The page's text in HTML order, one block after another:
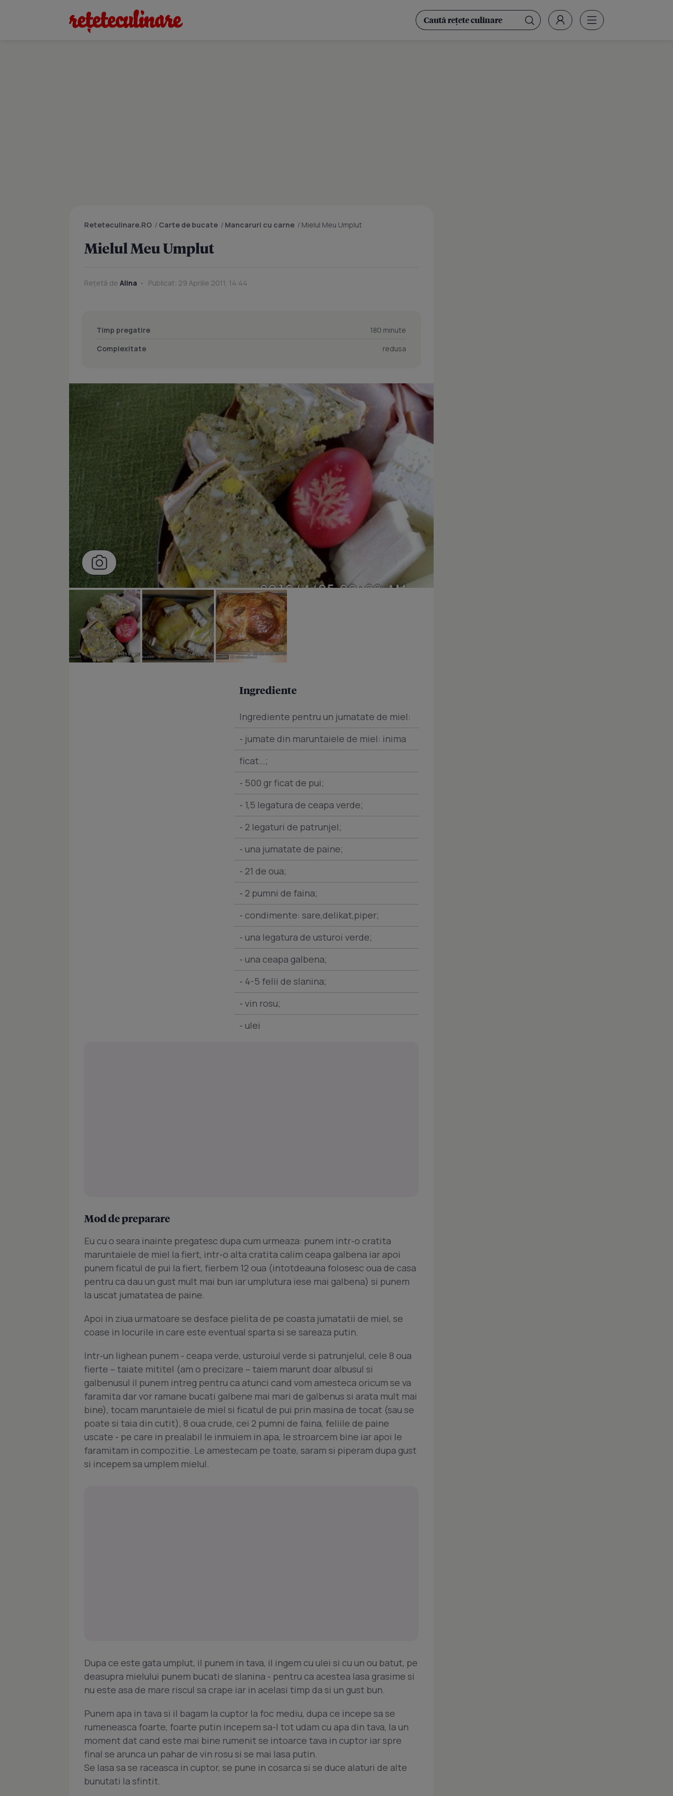
Reteteculinare.RO / Carte de bucate / Mancaruri cu carne / Mielul Meu Umplut
Mielul Meu Umplut
Rețetă de Alina Publicat: 29 Aprilie 2011, 14:44
Timp pregatire
180 minute
Complexitate
redusa
Ingrediente
Ingrediente pentru un jumatate de miel:
- jumate din maruntaiele de miel: inima
ficat…;
- 500 gr ficat de pui;
- 1,5 legatura de ceapa verde;
- 2 legaturi de patrunjel;
- una jumatate de paine;
- 21 de oua;
- 2 pumni de faina;
- condimente: sare,delikat,piper;
- una legatura de usturoi verde;
- una ceapa galbena;
- 4-5 felii de slanina;
- vin rosu;
- ulei
Mod de preparare
Eu cu o seara inainte pregatesc dupa cum urmeaza: punem intr-o cratita
maruntaiele de miel la fiert, intr-o alta cratita calim ceapa galbena iar apoi
punem ficatul de pui la fiert, fierbem 12 oua (intotdeauna folosesc oua de casa
pentru ca dau un gust mult mai bun iar umplutura iese mai galbena) si punem
la uscat jumatatea de paine.
Apoi in ziua urmatoare se desface pielita de pe coasta jumatatii de miel, se
coase in locurile in care este eventual sparta si se sareaza putin.
Intr-un lighean punem - ceapa verde, usturoiul verde si patrunjelul, cele 8 oua
fierte – taiate mititel (am o precizare – taiem marunt doar albusul si
galbenusul il punem intreg pentru ca atunci cand vom amesteca oricum se va
faramita dar vor ramane bucati galbene mai mari de galbenus si arata mult mai
bine), tocam maruntaiele de miel si ficatul de pui prin masina de tocat (sau se
poate si taia din cutit), 8 oua crude, cei 2 pumni de faina, feliile de paine
uscate - pe care in prealabil le inmuiem in apa, le stroarcem bine iar apoi le
faramitam in compozitie. Le amestecam pe toate, saram si piperam dupa gust
si incepem sa umplem mielul.
Dupa ce este gata umplut, il punem in tava, il ingem cu ulei si cu un ou batut, pe
deasupra mielului punem bucati de slanina - pentru ca acestea lasa grasime si
nu este asa de mare riscul sa crape iar in acelasi timp da si un gust bun.
Punem apa in tava si il bagam la cuptor la foc mediu, dupa ce incepe sa se
rumeneasca foarte, foarte putin incepem sa-l tot udam cu apa din tava, la un
moment dat cand este mai bine rumenit se intoarce tava in cuptor iar spre
final se arunca un pahar de vin rosu si se mai lasa putin.
Se lasa sa se raceasca in cuptor, se pune in cosarca si se duce alaturi de alte
bunutati la sfintit.